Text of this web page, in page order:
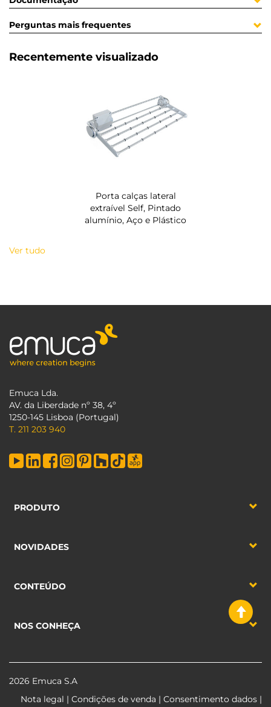
Perguntas mais frequentes
Recentemente visualizado
Porta calças lateral
extraível Self, Pintado
alumínio, Aço e Plástico
Ver tudo
Emuca Lda.
AV. da Liberdade nº 38, 4º
1250-145 Lisboa (Portugal)
T. 211 203 940
PRODUTO
NOVIDADES
CONTEÚDO
NOS CONHEÇA
2026 Emuca S.A
Nota legal | Condições de venda | Consentimento dados |